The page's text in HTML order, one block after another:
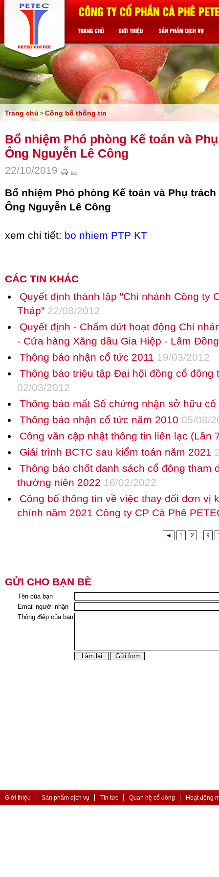
Trang chủ > Công bố thông tin
Bổ nhiệm Phó phòng Kế toán và
Ông Nguyễn Lê Công
22/10/2019
Bổ nhiệm Phó phòng Kế toán và Phụ
Ông Nguyễn Lê Công
xem chi tiết: bo nhiem PTP KT
CÁC TIN KHÁC
Quyết định thành lập "Chi nhánh Công ty
Tháp" 22/08/2012
Quyết định - Chấm dứt hoạt động Chi
- Cửa hàng Xăng dầu Gia Hiệp - Lâm Đồng
Thông báo nhận cổ tức 2011 19/03/2012
Thông báo triệu tập Đại hội đồng cổ đông
02/03/2012
Thông báo mất Sổ chứng nhận sở hữu cổ
Thông báo nhận cổ tức năm 2010 05/08/
Công văn cập nhật thông tin liên lạc (Lần
Giải trình BCTC sau kiểm toán năm 2021
Thông báo chốt danh sách cổ đông tham
thường niên 2022 16/02/2022
Công bố thông tin về việc thay đổi đơn vị
chính năm 2021 Công ty CP Cà Phê
◄ 1 2 ... 9
GỬI CHO BẠN BÈ
Tên của bạn
Email người nhận
Thông điệp của bạn
Giới thiệu Sản phẩm dịch vụ Tin tức Quan hệ cổ đông Hoạt động